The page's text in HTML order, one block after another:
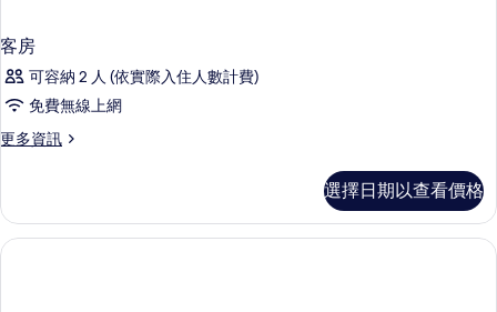
客房
可容納 2 人 (依實際入住人數計費)
免費無線上網
更多資訊
更
的
詳
情
選擇日期以查看價格